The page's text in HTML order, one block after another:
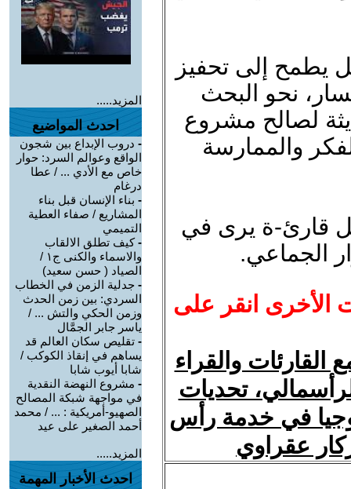
يطمح إلى تحفيز
نحو البحث
لصالح مشروع
والممارسة
قارئ-ة يرى في
الجماعي.
الأخرى انقر على
والقراء
تحديات
في خدمة رأس
عقراوي
المزيد.....
احدث المواضيع
- دروب الإبداع بين شجون
الواقع وعوالم السرد: حوار
خاص مع الأدي ... / عطا
درغام
- بناء الإنسان قبل بناء
المشاريع / صفاء العطية
التميمي
-كيف تطلق الالقاب
والاسماء والكنى ج١ /
الصياد ‏( حسن سعيد‏)
- جدلية الزمن في الخطاب
السردي: بين زمن الحدث
وزمن الحكي والتش ... /
ياسر جابر الجمَّال
- تقليص سكان العالم قد
يساهم في إنقاذ الكوكب /
شابا أيوب شابا
- مشروع النهضة النقدية
في مواجهة شبكة المصالح
الصهيو-أمريكية : ... / محمد
أحمد الصغير على عيد
المزيد.....
احدث الأخبار المهمة